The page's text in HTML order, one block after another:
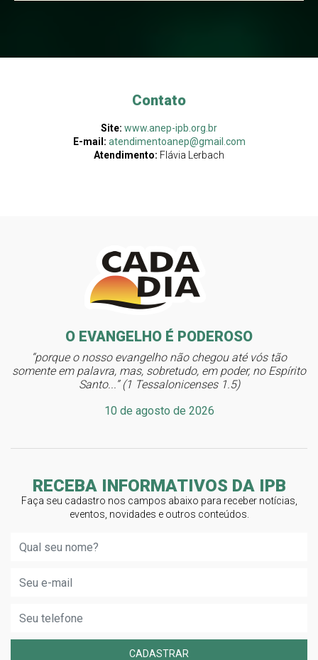
Contato
Site: www.anep-ipb.org.br
E-mail: atendimentoanep@gmail.com
Atendimento: Flávia Lerbach
O EVANGELHO É PODEROSO
“porque o nosso evangelho não chegou até vós tão
somente em palavra, mas, sobretudo, em poder, no Espírito
Santo...” (1 Tessalonicenses 1.5)
10 de agosto de 2026
RECEBA INFORMATIVOS DA IPB
Faça seu cadastro nos campos abaixo para receber notícias,
eventos, novidades e outros conteúdos.
CADASTRAR